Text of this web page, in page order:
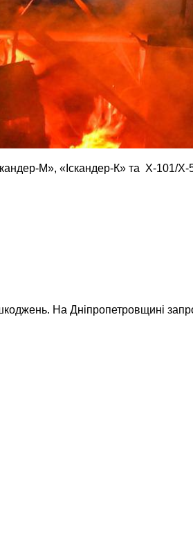
М», «Іскандер-К» та Х-101/Х-
На Дніпропетровщині